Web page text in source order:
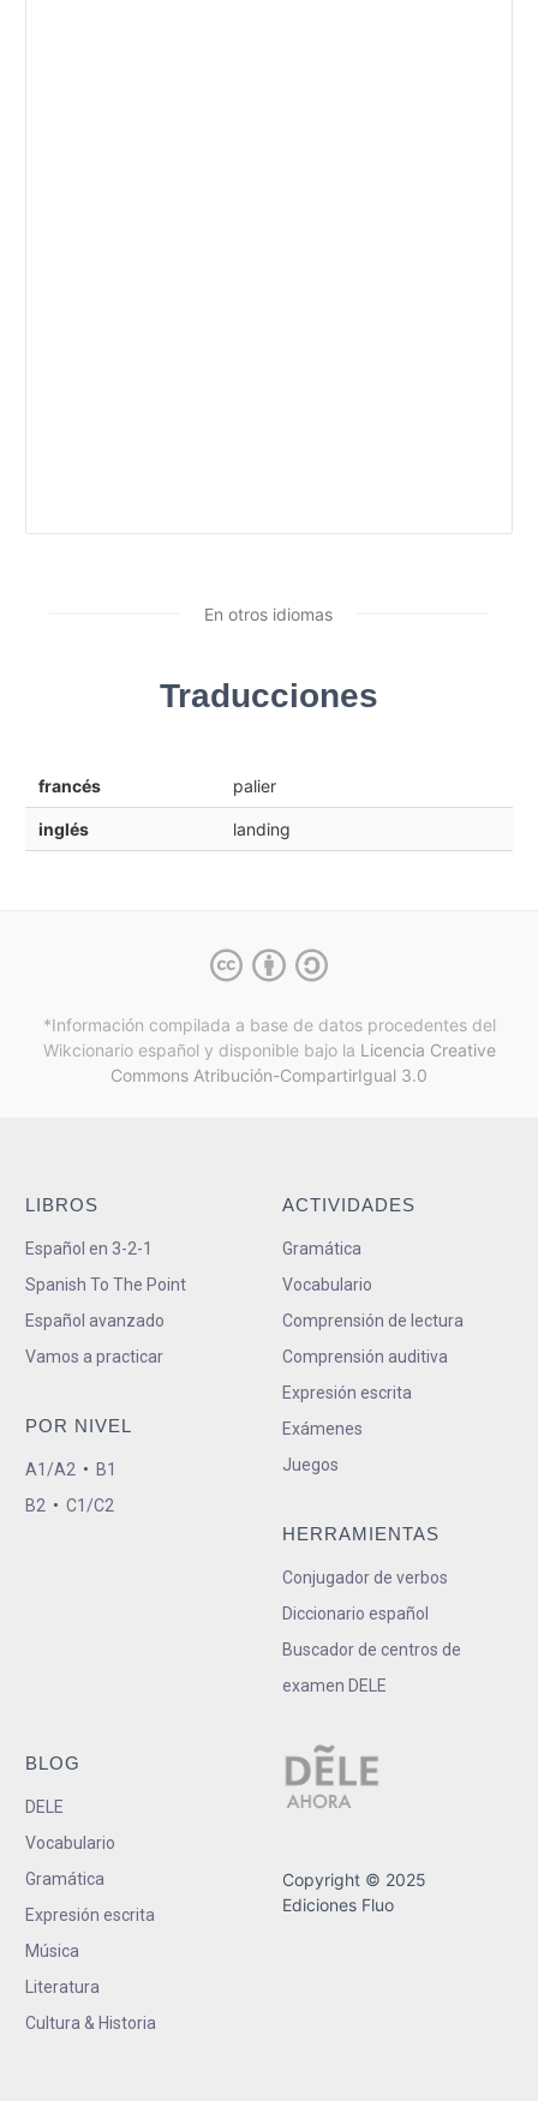
En otros idiomas
Traducciones
francés palier
inglés landing
*Información compilada a base de datos procedentes del
Wikcionario español y disponible bajo la Licencia Creative
Commons Atribución-CompartirIgual 3.0
LIBROS
Español en 3-2-1
Spanish To The Point
Español avanzado
Vamos a practicar
POR NIVEL
A1/A2 • B1
B2 • C1/C2
ACTIVIDADES
Gramática
Vocabulario
Comprensión de lectura
Comprensión auditiva
Expresión escrita
Exámenes
Juegos
HERRAMIENTAS
Conjugador de verbos
Diccionario español
Buscador de centros de
examen DELE
BLOG
DELE
Vocabulario
Gramática
Expresión escrita
Música
Literatura
Cultura & Historia
Copyright © 2025
Ediciones Fluo